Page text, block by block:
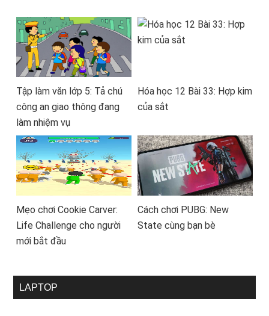
Tập làm văn lớp 5: Tả chú
công an giao thông đang
làm nhiệm vụ
Hóa học 12 Bài 33: Hợp kim
của sắt
Mẹo chơi Cookie Carver:
Life Challenge cho người
mới bắt đầu
Cách chơi PUBG: New
State cùng bạn bè
LAPTOP